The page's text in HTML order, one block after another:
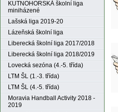
KUTNOHORSKÁ školní liga
miniházené
Lašská liga 2019-20
Lázeňská školní liga
Liberecká školní liga 2017/2018
Liberecká školní liga 2018/2019
Lovecká sezóna (4.-5. třída)
LTM ŠL (1.-3. třída)
LTM ŠL (4.-5. třída)
Moravia Handball Activity 2018 -
2019